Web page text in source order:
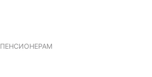
ПЕНСИОНЕРАМ